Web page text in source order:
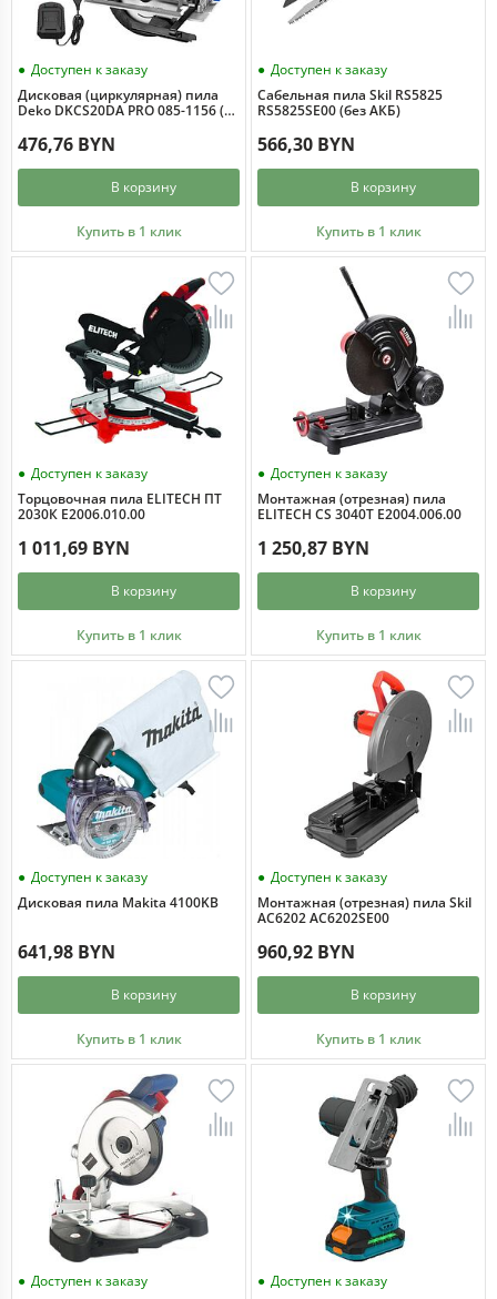
Доступен к заказу
Дисковая (циркулярная) пила
Deko DKCS20DA PRO 085-1156 (с
476,76 BYN
В корзину
Купить в 1 клик
Доступен к заказу
Сабельная пила Skil RS5825
RS5825SE00 (без АКБ)
566,30 BYN
В корзину
Купить в 1 клик
Доступен к заказу
Торцовочная пила ELITECH ПТ
2030К E2006.010.00
1 011,69 BYN
В корзину
Купить в 1 клик
Доступен к заказу
Монтажная (отрезная) пила
ELITECH CS 3040T E2004.006.00
1 250,87 BYN
В корзину
Купить в 1 клик
Доступен к заказу
Дисковая пила Makita 4100KB
641,98 BYN
В корзину
Купить в 1 клик
Доступен к заказу
Монтажная (отрезная) пила Skil
AC6202 AC6202SE00
960,92 BYN
В корзину
Купить в 1 клик
Доступен к заказу
Доступен к заказу